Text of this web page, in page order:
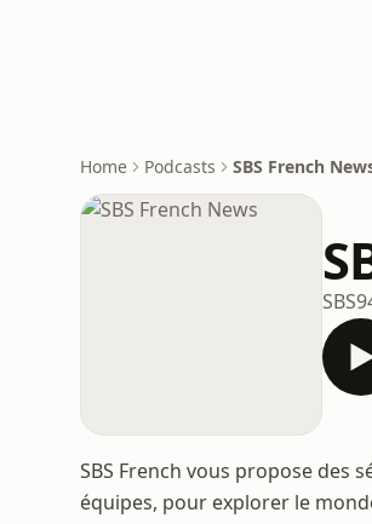
Home Podcasts SBS French
SBS
SBS French vous propose des
équipes, pour explorer le